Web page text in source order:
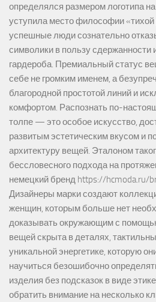
определялся размером логотипа
уступила место философии
успешные люди сознательно
символики в пользу сдержанности
гардероба. Премиальный статус
себе не громким именем, а
благородной простотой линий и
комфортом. Распознать по-
толпе — это особое искусство,
развитым эстетическим вкусом и
архитектуру вещей. Эталоном
бессловесного подхода на
немецкий бренд https://hcmoda.ru/
Дизайнеры марки создают
женщин, которым больше нет
доказывать окружающим с
вещей скрыта в деталях,
уникальной энергетике, которую
научиться безошибочно
изделия без подсказок в виде
обратить внимание на несколько